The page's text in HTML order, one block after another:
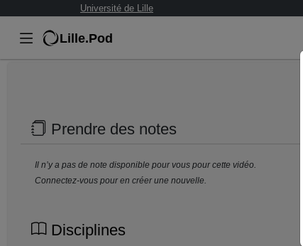
Université de Lille
Lille.Pod
Prendre des notes
Il n’y a pas de note disponible pour vous pour cette vidéo.
Connectez-vous pour en créer une nouvelle.
Disciplines